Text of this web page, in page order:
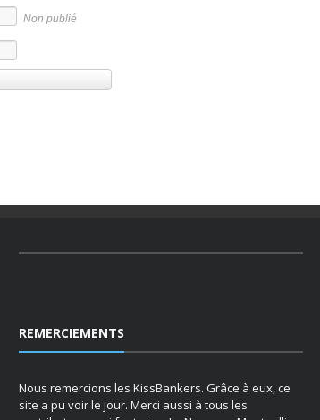
Non publié
REMERCIEMENTS
Nous remercions les KissBankers. Grâce à eux, ce
site a pu voir le jour. Merci aussi à tous les